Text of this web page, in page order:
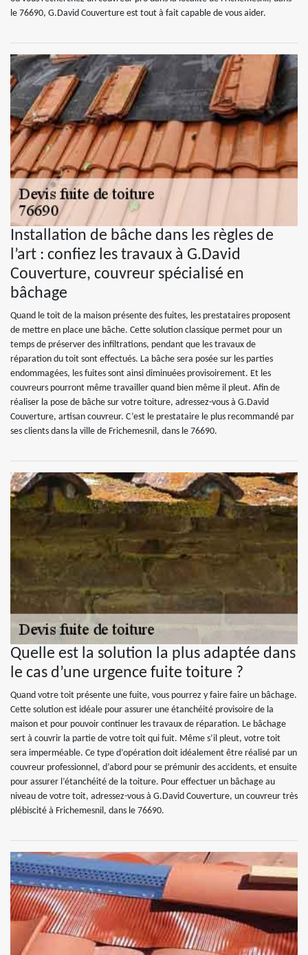
le 76690, G.David Couverture est tout à fait capable de vous aider.
Installation de bâche dans les règles de
l’art : confiez les travaux à G.David
Couverture, couvreur spécialisé en
bâchage
Quand le toit de la maison présente des fuites, les prestataires proposent
de mettre en place une bâche. Cette solution classique permet pour un
temps de préserver des infiltrations, pendant que les travaux de
réparation du toit sont effectués. La bâche sera posée sur les parties
endommagées, les fuites sont ainsi diminuées provisoirement. Et les
couvreurs pourront même travailler quand bien même il pleut. Afin de
réaliser la pose de bâche sur votre toiture, adressez-vous à G.David
Couverture, artisan couvreur. C’est le prestataire le plus recommandé par
ses clients dans la ville de Frichemesnil, dans le 76690.
Quelle est la solution la plus adaptée dans
le cas d’une urgence fuite toiture ?
Quand votre toit présente une fuite, vous pourrez y faire faire un bâchage.
Cette solution est idéale pour assurer une étanchéité provisoire de la
maison et pour pouvoir continuer les travaux de réparation. Le bâchage
sert à couvrir la partie de votre toit qui fuit. Même s’il pleut, votre toit
sera imperméable. Ce type d’opération doit idéalement être réalisé par un
couvreur professionnel, d’abord pour se prémunir des accidents, et ensuite
pour assurer l’étanchéité de la toiture. Pour effectuer un bâchage au
niveau de votre toit, adressez-vous à G.David Couverture, un couvreur très
plébiscité à Frichemesnil, dans le 76690.